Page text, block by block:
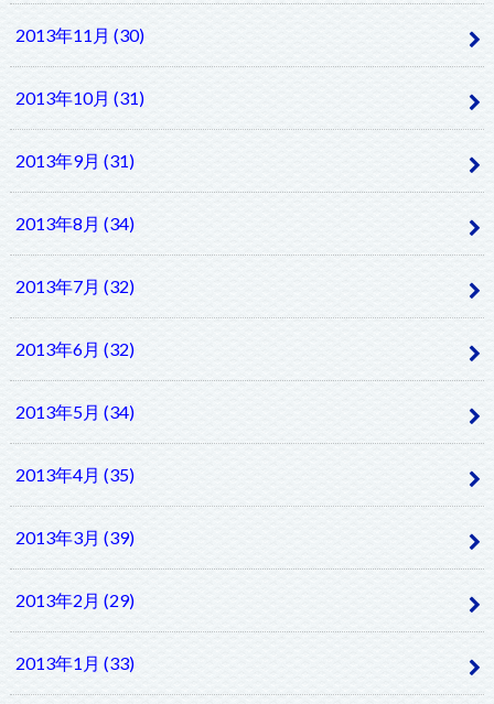
2013年11月 (30)
2013年10月 (31)
2013年9月 (31)
2013年8月 (34)
2013年7月 (32)
2013年6月 (32)
2013年5月 (34)
2013年4月 (35)
2013年3月 (39)
2013年2月 (29)
2013年1月 (33)